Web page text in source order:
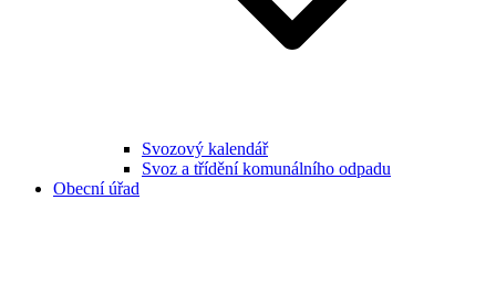
Svozový kalendář
Svoz a třídění komunálního odpadu
Obecní úřad